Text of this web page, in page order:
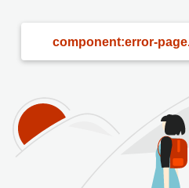
component:error-